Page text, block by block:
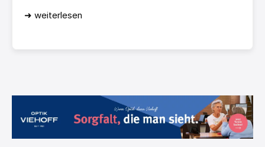
➜ weiterlesen